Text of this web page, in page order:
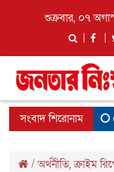
শুক্রবার, ০৭
সংবাদ শিরোনাম
/অর্থনীতি,ক্রাইম